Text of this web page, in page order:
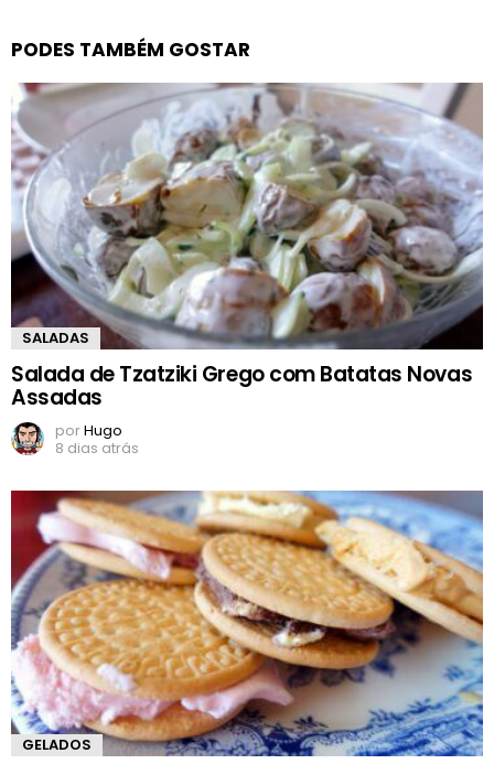
PODES TAMBÉM GOSTAR
SALADAS
Salada de Tzatziki Grego com Batatas Novas
Assadas
porHugo
8 dias atrás
GELADOS